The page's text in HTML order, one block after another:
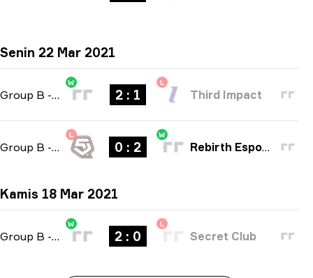
Senin 22 Mar 2021
Group B - bo3
W
2 : 1
L
Third Impact
Group B - bo3
L
0 : 2
W
Rebirth Esports
Kamis 18 Mar 2021
Group B - bo3
W
2 : 0
L
Secret Club